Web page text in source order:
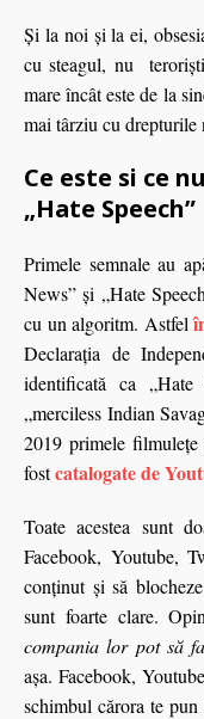
Şi la noi şi la ei,
cu steagul, nu
mare încât este de la
mai târziu cu drepturile
Ce este si ce
„Hate Speech”
Primele semnale au
News” şi „Hate
cu un algoritm. Astfel
Declaraţia de
identificată ca „Hate
„merciless Indian
2019 primele
fostcatalogate de
Toate acestea sunt
Facebook, Youtube,
conţinut şi să
sunt foarte clare.
compania lor pot să
aşa. Facebook,
schimbul cărora te